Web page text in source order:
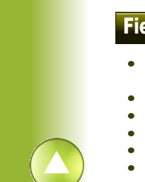
•
•
•
•
•
•